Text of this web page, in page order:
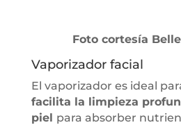
Foto cortesía
Vaporizador facial
El vaporizador es ideal
facilita la limpieza
piel para absorber